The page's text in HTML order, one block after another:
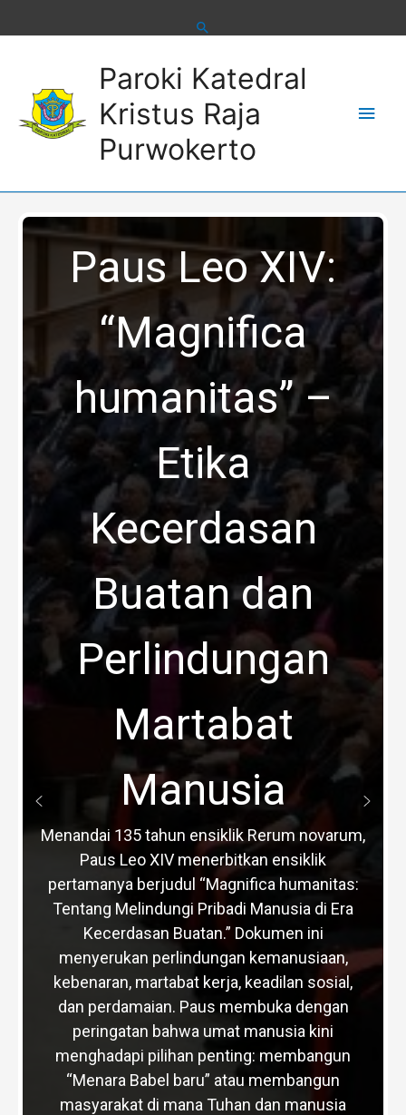
Paroki Katedral
Kristus Raja
Purwokerto
Paus Leo XIV:
“Magnifica
humanitas” –
Etika
Kecerdasan
Buatan dan
Perlindungan
Martabat
Manusia
Menandai 135 tahun ensiklik Rerum novarum,
Paus Leo XIV menerbitkan ensiklik
pertamanya berjudul “Magnifica humanitas:
Tentang Melindungi Pribadi Manusia di Era
Kecerdasan Buatan.” Dokumen ini
menyerukan perlindungan kemanusiaan,
kebenaran, martabat kerja, keadilan sosial,
dan perdamaian. Paus membuka dengan
peringatan bahwa umat manusia kini
menghadapi pilihan penting: membangun
“Menara Babel baru” atau membangun
masyarakat di mana Tuhan dan manusia